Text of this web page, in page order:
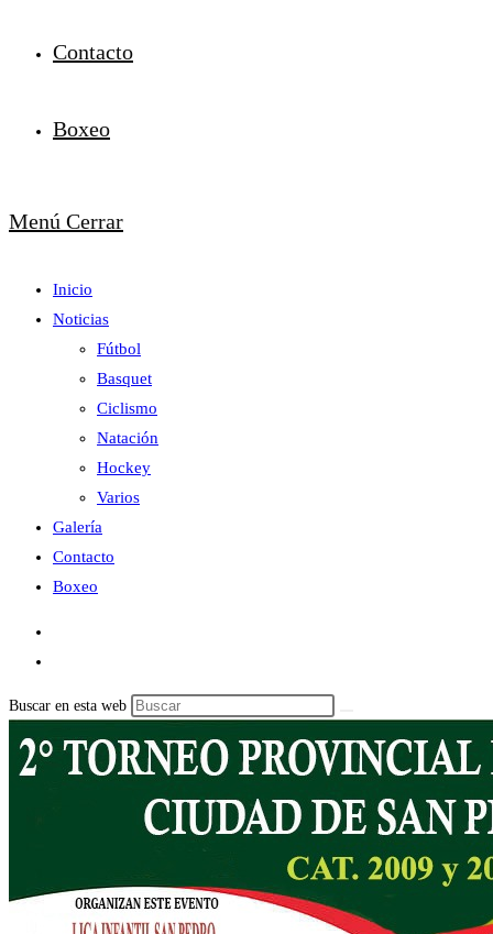
Contacto
Boxeo
Menú Cerrar
Inicio
Noticias
Fútbol
Basquet
Ciclismo
Natación
Hockey
Varios
Galería
Contacto
Boxeo
Buscar en esta web